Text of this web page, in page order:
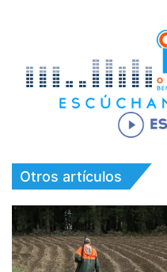
Otros artículos